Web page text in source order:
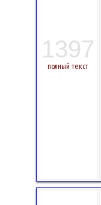
1397
полный текст